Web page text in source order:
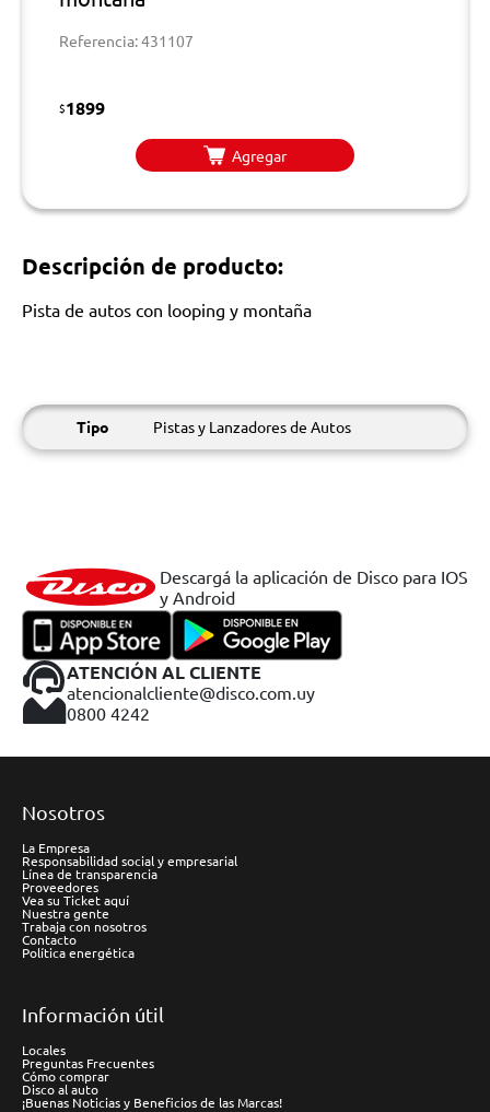
Referencia: 431107
$1899
Agregar
Descripción de producto:
Pista de autos con looping y montaña
Tipo Pistas y Lanzadores de Autos
Descargá la aplicación de Disco para IOS
y Android
ATENCIÓN AL CLIENTE
atencionalcliente@disco.com.uy
0800 4242
Nosotros
La Empresa
Responsabilidad social y empresarial
Línea de transparencia
Proveedores
Vea su Ticket aquí
Nuestra gente
Trabaja con nosotros
Contacto
Política energética
Información útil
Locales
Preguntas Frecuentes
Cómo comprar
Disco al auto
¡Buenas Noticias y Beneficios de las Marcas!